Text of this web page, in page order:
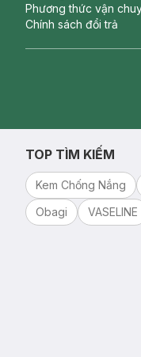
Phương thức vận
Chính sách đổi trả
TOP TÌM KIẾM
Kem Chống Nắng
Obagi
VASELINE